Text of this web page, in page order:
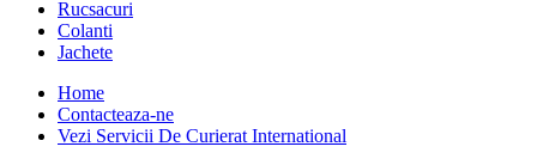
Rucsacuri
Colanti
Jachete
Home
Contacteaza-ne
Vezi Servicii De Curierat International